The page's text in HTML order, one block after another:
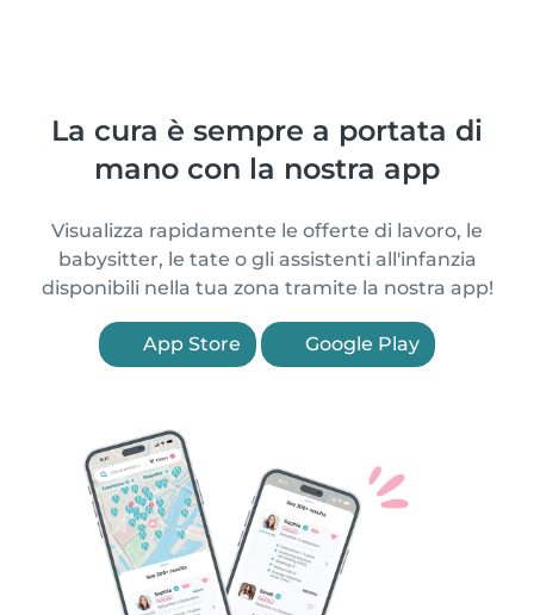
La cura è sempre a portata di
mano con la nostra app
Visualizza rapidamente le offerte di lavoro, le
babysitter, le tate o gli assistenti all'infanzia
disponibili nella tua zona tramite la nostra app!
App Store Google Play